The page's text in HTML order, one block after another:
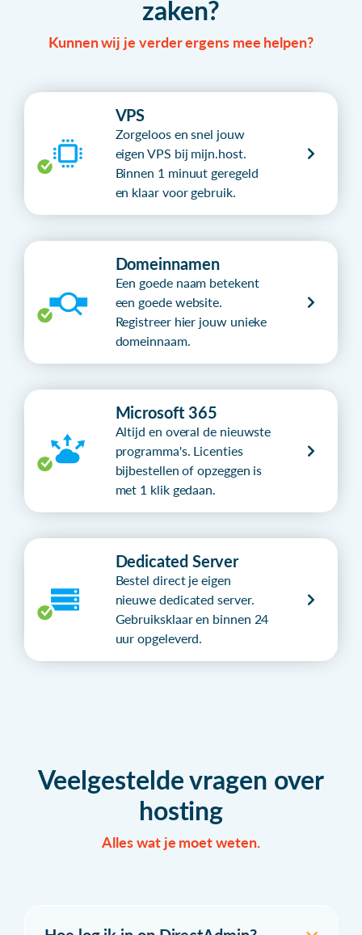
zaken?
Kunnen wij je verder ergens mee helpen?
VPS
Zorgeloos en snel jouw
eigen VPS bij mijn.host.
Binnen 1 minuut geregeld
en klaar voor gebruik.
Domeinnamen
Een goede naam betekent
een goede website.
Registreer hier jouw unieke
domeinnaam.
Microsoft 365
Altijd en overal de nieuwste
programma's. Licenties
bijbestellen of opzeggen is
met 1 klik gedaan.
Dedicated Server
Bestel direct je eigen
nieuwe dedicated server.
Gebruiksklaar en binnen 24
uur opgeleverd.
Veelgestelde vragen over
hosting
Alles wat je moet weten.